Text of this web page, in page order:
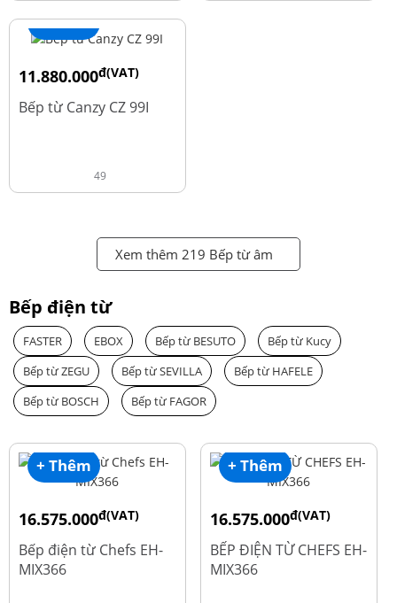
+ Thêm
11.880.000đ(VAT)
13.980.000
Bếp từ Canzy CZ 99I
49
Xem thêm 219 Bếp từ âm
Bếp điện từ
FASTER EBOX Bếp từ BESUTO
Bếp từ Kucy
Bếp từ ZEGU
Bếp từ SEVILLA
Bếp từ HAFELE
Bếp từ BOSCH
Bếp từ FAGOR
+ Thêm
16.575.000đ(VAT)
19.500.000
Bếp điện từ Chefs EH-
MIX366
+ Thêm
16.575.000đ(VAT)
19.500.000
BẾP ĐIỆN TỪ CHEFS EH-
MIX366